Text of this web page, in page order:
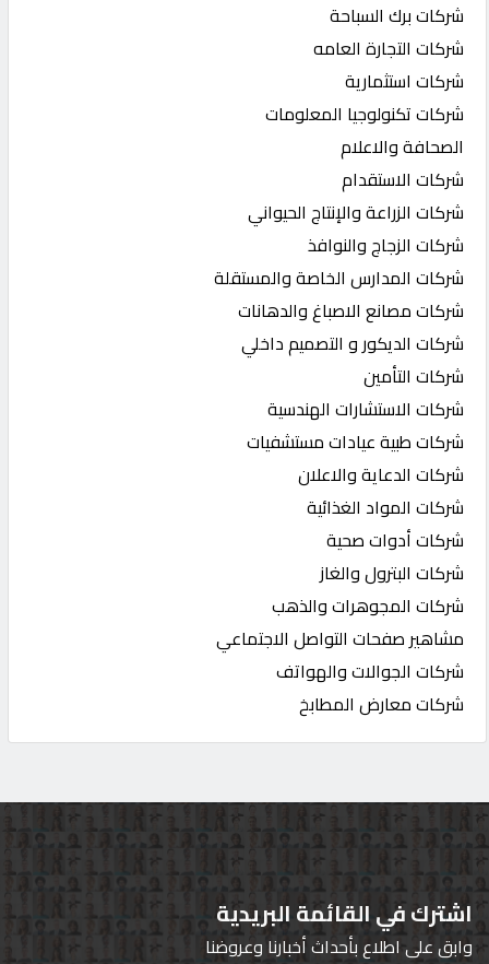
شركات برك السباحة
شركات التجارة العامه
شركات استثمارية
شركات تكنولوجيا المعلومات
الصحافة والاعلام
شركات الاستقدام
شركات الزراعة والإنتاج الحيواني
شركات الزجاج والنوافذ
شركات المدارس الخاصة والمستقلة
شركات مصانع الاصباغ والدهانات
شركات الديكور و التصميم داخلي
شركات التأمين
شركات الاستشارات الهندسية
شركات طبية عيادات مستشفيات
شركات الدعاية والاعلان
شركات المواد الغذائية
شركات أدوات صحية
شركات البترول والغاز
شركات المجوهرات والذهب
مشاهير صفحات التواصل الاجتماعي
شركات الجوالات والهواتف
شركات معارض المطابخ
اشترك في القائمة البريدية
وابق على اطلاع بأحداث أخبارنا وعروضنا